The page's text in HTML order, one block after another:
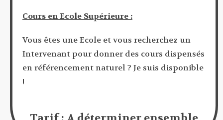
Cours en Ecole Supérieure :
Vous êtes une Ecole et vous recherchez un
Intervenant pour donner des cours dispensés
en référencement naturel ? Je suis disponible
!